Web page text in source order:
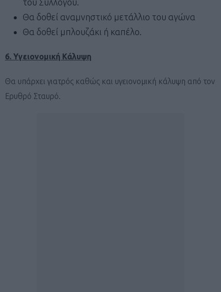
Θα δοθεί αναμνηστικό μετάλλιο του αγώνα
Θα δοθεί μπλουζάκι ή καπέλο.
6. Υγειονομική Κάλυψη
Θα υπάρχει γιατρός καθώς και υγειονομική κάλυψη από τον
Ερυθρό Σταυρό.